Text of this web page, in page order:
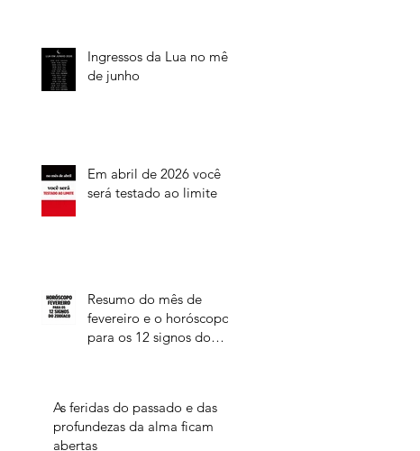
Ingressos da Lua no mês
de junho
Em abril de 2026 você
será testado ao limite
Resumo do mês de
fevereiro e o horóscopo
para os 12 signos do
As feridas do passado e das
profundezas da alma ficam
abertas